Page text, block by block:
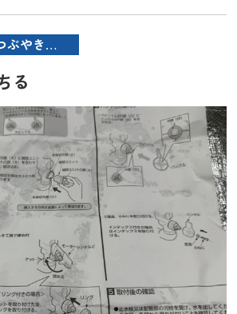
ぶやき…
る